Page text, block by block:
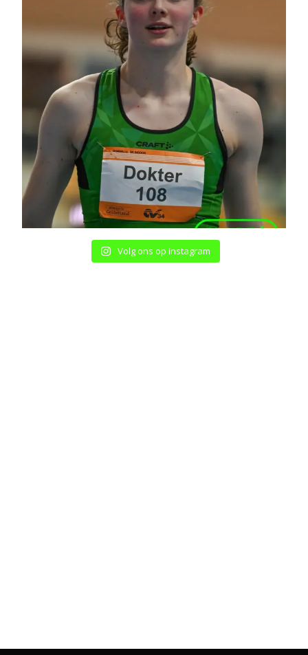
Volg ons op instagram